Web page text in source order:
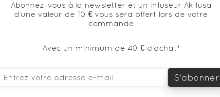
Trousse Matcha de Ceremonie Uji Boite 30g
Abonnez-vous à la newsletter et un infuseur Akifusa
d’une valeur de 10 € vous sera offert lors de votre
commande
Avec un minimum de 40 € d’achat*
S'abonner